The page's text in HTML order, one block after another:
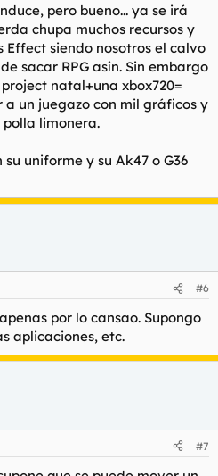
pero bueno... ya se irá
chupa muchos recursos y
Effect siendo nosotros el calvo
sacar RPG asín. Sin embargo
natal+una xbox720=
a un juegazo con mil gráficos y
polla limonera.
uniforme y su Ak47 o G36
#6
por lo cansao. Supongo
aplicaciones, etc.
#7